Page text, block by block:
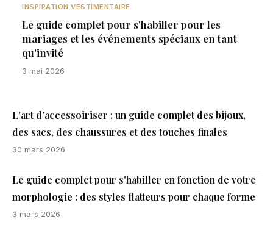
INSPIRATION VESTIMENTAIRE
Le guide complet pour s'habiller pour les
mariages et les événements spéciaux en tant
qu'invité
3 mai 2026
L'art d'accessoiriser : un guide complet des bijoux,
des sacs, des chaussures et des touches finales
30 mars 2026
Le guide complet pour s'habiller en fonction de votre
morphologie : des styles flatteurs pour chaque forme
3 mars 2026